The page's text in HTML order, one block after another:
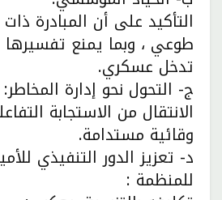
التأكيد على أن المبادرة
طوعي ، وبما يمنع
تدخل عسكري.
ج- التحول نحو إدارة المخاطر:
الانتقال من الاستجابة
وقائية مستدامة.
د- تعزيز الدور التنفيذي
للمنظمة :